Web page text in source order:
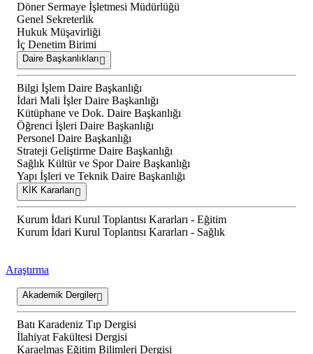
Döner Sermaye İşletmesi Müdürlüğü
Genel Sekreterlik
Hukuk Müşavirliği
İç Denetim Birimi
Daire Başkanlıkları
Bilgi İşlem Daire Başkanlığı
İdari Mali İşler Daire Başkanlığı
Kütüphane ve Dok. Daire Başkanlığı
Öğrenci İşleri Daire Başkanlığı
Personel Daire Başkanlığı
Strateji Geliştirme Daire Başkanlığı
Sağlık Kültür ve Spor Daire Başkanlığı
Yapı İşleri ve Teknik Daire Başkanlığı
KİK Kararları
Kurum İdari Kurul Toplantısı Kararları - Eğitim
Kurum İdari Kurul Toplantısı Kararları - Sağlık
Araştırma
Akademik Dergiler
Batı Karadeniz Tıp Dergisi
İlahiyat Fakültesi Dergisi
Karaelmas Eğitim Bilimleri Dergisi